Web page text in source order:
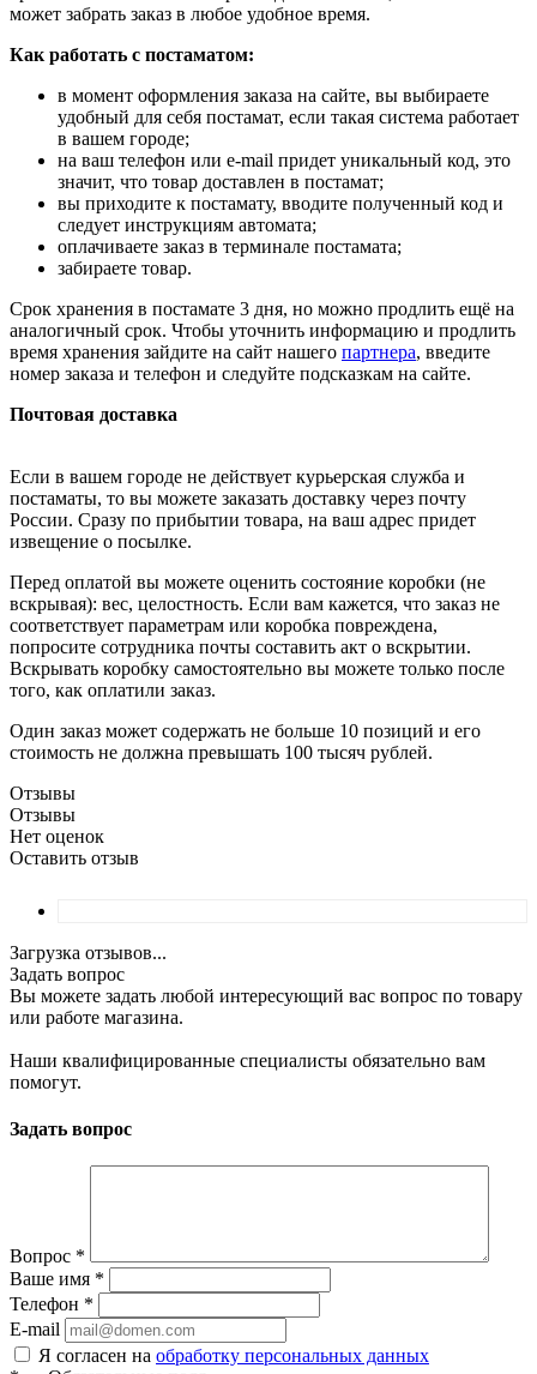
может забрать заказ в любое удобное время.
Как работать с постаматом:
в момент оформления заказа на сайте, вы выбираете
удобный для себя постамат, если такая система работает
в вашем городе;
на ваш телефон или e-mail придет уникальный код, это
значит, что товар доставлен в постамат;
вы приходите к постамату, вводите полученный код и
следует инструкциям автомата;
оплачиваете заказ в терминале постамата;
забираете товар.
Срок хранения в постамате 3 дня, но можно продлить ещё на
аналогичный срок. Чтобы уточнить информацию и продлить
время хранения зайдите на сайт нашего партнера, введите
номер заказа и телефон и следуйте подсказкам на сайте.
Почтовая доставка
Если в вашем городе не действует курьерская служба и
постаматы, то вы можете заказать доставку через почту
России. Сразу по прибытии товара, на ваш адрес придет
извещение о посылке.
Перед оплатой вы можете оценить состояние коробки (не
вскрывая): вес, целостность. Если вам кажется, что заказ не
соответствует параметрам или коробка повреждена,
попросите сотрудника почты составить акт о вскрытии.
Вскрывать коробку самостоятельно вы можете только после
того, как оплатили заказ.
Один заказ может содержать не больше 10 позиций и его
стоимость не должна превышать 100 тысяч рублей.
Отзывы
Отзывы
Нет оценок
Оставить отзыв
Загрузка отзывов...
Задать вопрос
Вы можете задать любой интересующий вас вопрос по товару
или работе магазина.
Наши квалифицированные специалисты обязательно вам
помогут.
Задать вопрос
Вопрос *
Ваше имя *
Телефон *
E-mail
Я согласен на обработку персональных данных